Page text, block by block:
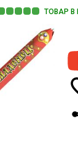
ТОВАР В